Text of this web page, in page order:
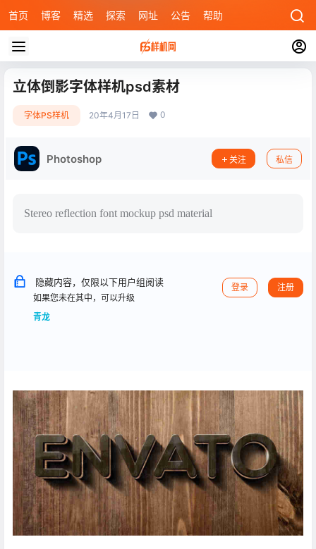
首页 博客 精选 探索 网址 公告 帮助
立体倒影字体样机psd素材
字体PS样机 20年4月17日 0
Photoshop 关注 私信
Stereo reflection font mockup psd material
隐藏内容，仅限以下用户组阅读
如果您未在其中，可以升级
青龙
登录 注册